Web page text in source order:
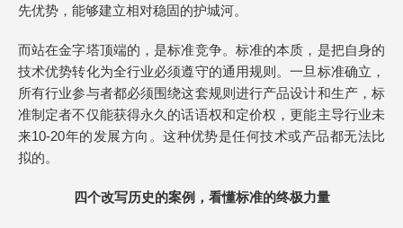
先优势，能够建立相对稳固的护城河。
而站在金字塔顶端的，是标准竞争。标准的本质，是把自身的
技术优势转化为全行业必须遵守的通用规则。一旦标准确立，
所有行业参与者都必须围绕这套规则进行产品设计和生产，标
准制定者不仅能获得永久的话语权和定价权，更能主导行业未
来10-20年的发展方向。这种优势是任何技术或产品都无法比
拟的。
四个改写历史的案例，看懂标准的终极力量